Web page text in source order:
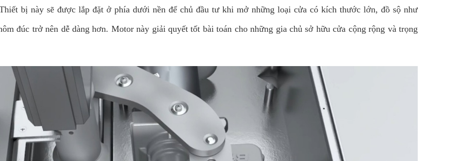
bị này sẽ được lắp đặt ở phía dưới nền để chủ đầu tư khi mở những loại cửa có kích thước lớn, đồ sộ như
đúc trở nên dễ dàng hơn. Motor này giải quyết tốt bài toán cho những gia chủ sở hữu cửa cộng rộng và trọng